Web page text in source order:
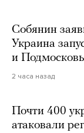
Собянин
Украина
и
2 часа назад
Почти 400
атаковали